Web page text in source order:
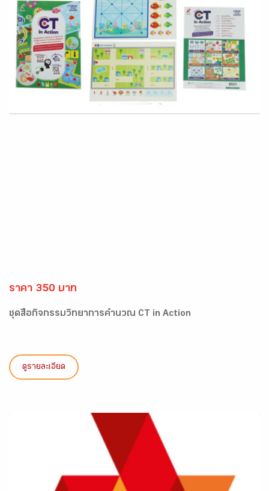
ราคา 350 บาท
ชุดสื่อกิจกรรมวิทยาการคำนวณ CT in Action
ดูรายละเอียด